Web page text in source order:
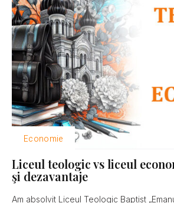
Economie
Liceul teologic vs liceul
şi dezavantaje
Am absolvit Liceul Teologic Baptist